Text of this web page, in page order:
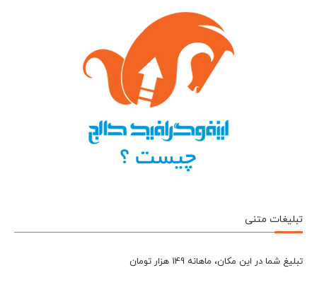
تبلیغات متنی
تبلیغ شما در این مکان، ماهانه 149 هزار تومان